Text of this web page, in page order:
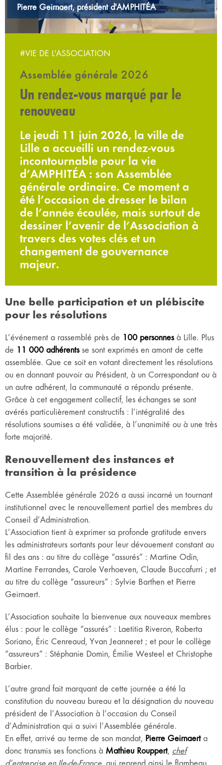
Pierre Geirnaert, président d'AMPHITÉA
#VIE DE L'ASSOCIATION
Assemblée générale 2026
Un rendez-vous marqué par le
renouveau
Le jeudi 11 juin 2026, la ville de
Lille a accueilli un rendez-vous
incontournable pour la vie
d’AMPHITÉA : son Assemblée
générale ordinaire. Ce moment a
été l’occasion de dresser le bilan
de l’année écoulée, mais surtout de
dessiner l’avenir de l’Association à
travers des votes clés et un
changement de gouvernance
majeur.
Une belle participation et un plébiscite
pour les résolutions
L’événement a rassemblé près de 100 personnes à Lille. Plus
de 11 000 adhérentsse sont exprimés en amont de cette
assemblée. Que ce soit en votant directement les résolutions
ou en donnant pouvoir au Président, à un Correspondant ou à
un autre adhérent, la communauté a répondu présente.
Grâce à cet engagement collectif, les échanges se sont
avérés particulièrement constructifs : l’intégralité des
résolutions soumises a été validée, à l’unanimité ou à une très
forte majorité.
Renouvellement des instances et
transition à la présidence
Cette Assemblée générale 2026 a aussi incarné un tournant
institutionnel avec le renouvellement partiel des membres du
Conseil d’Administration.
L’Association tient à exprimer sa profonde gratitude envers
les administrateurs sortants pour leur dévouement constant au
fil des ans : au titre du collège “assurés” : Martine Odin,
Martine Ferrandes, Carole Verhoeven, Claude Buccafurri ; et
au titre du collège “assureurs” : Sylvie Barthen et Pierre
Geirnaert.
L’Association souhaite la bienvenue aux nouveaux membres
élus : pour le collège “assurés” : Laetitia Riveron, Roberta
Soriano, Éric Cenreaud, Yvan Jeanneret ; et pour le collège
“assureurs” : Stéphanie Domin, Émilie Westeel et Christophe
Barbier.
L’autre grand fait marquant de cette journée a été la
constitution du nouveau bureau et la désignation du nouveau
président de l’Association à l’occasion du Conseil
d’Administration qui a suivi l’Assemblée générale.
En effet, arrivé au terme de son mandat, Pierre Geirnaerta
donc transmis ses fonctions à Mathieu Rouppert, chef
d’entreprise en Ile-de-France, qui reprend ainsi le flambeau